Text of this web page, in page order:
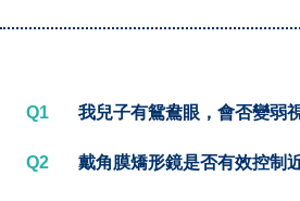
Q1 我兒子有鴛鴦眼，會否變弱
Q2 戴角膜矯形鏡是否有效控制